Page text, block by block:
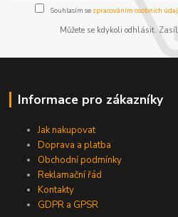
Souhlasím se zpracováním osobních
Můžete se kdykoli odhlásit.
Informace pro zákazníky
Jak nakupovat
Doprava a platba
Obchodní podmínky
Reklamační řád
Kontakty
GDPR a GPSR